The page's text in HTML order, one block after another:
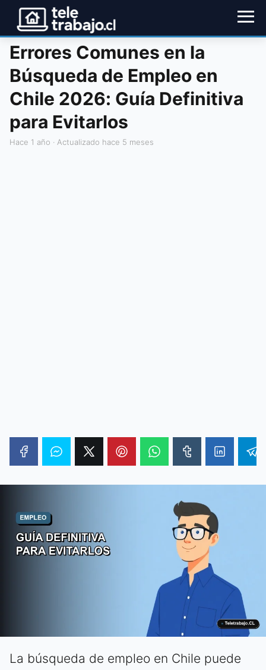
Errores Comunes en la
Búsqueda de Empleo en
Chile 2026: Guía Definitiva
para Evitarlos
hace 1 año · Actualizado hace 5 meses
La búsqueda de empleo en Chile puede